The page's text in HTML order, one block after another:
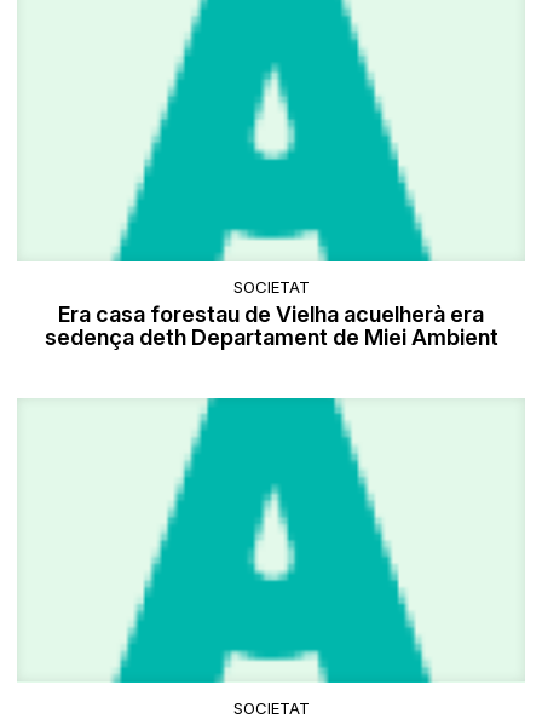
SOCIETAT
Era casa forestau de Vielha acuelherà era
sedença deth Departament de Miei Ambient
SOCIETAT